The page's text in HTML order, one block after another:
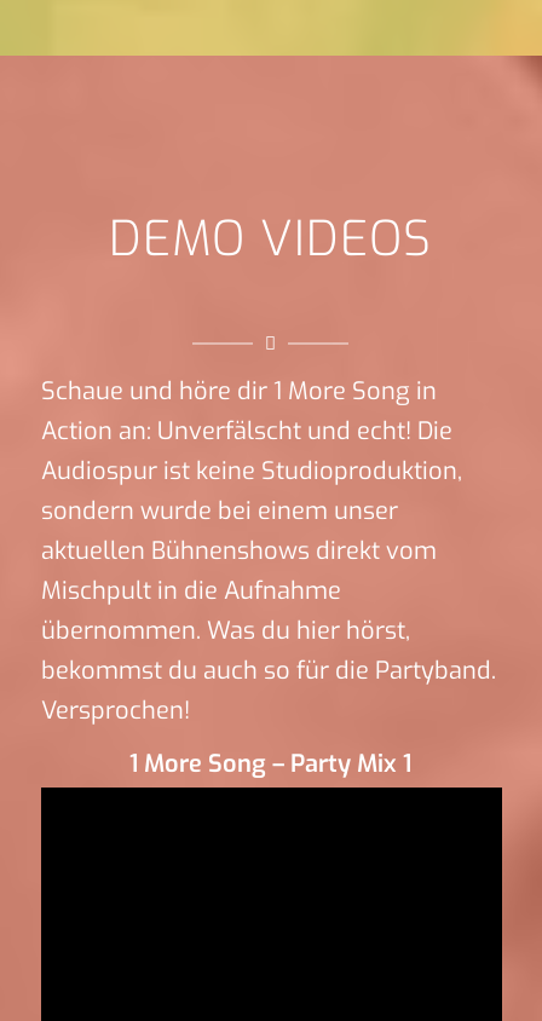
DEMO VIDEOS
Schaue und höre dir 1 More Song in
Action an: Unverfälscht und echt! Die
Audiospur ist keine Studioproduktion,
sondern wurde bei einem unser
aktuellen Bühnenshows direkt vom
Mischpult in die Aufnahme
übernommen. Was du hier hörst,
bekommst du auch so für die Partyband.
Versprochen!
1 More Song – Party Mix 1